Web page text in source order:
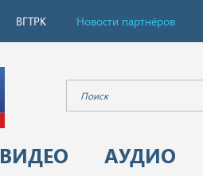
ВГТРК Новости партнёров
ВИДЕО
АУДИО